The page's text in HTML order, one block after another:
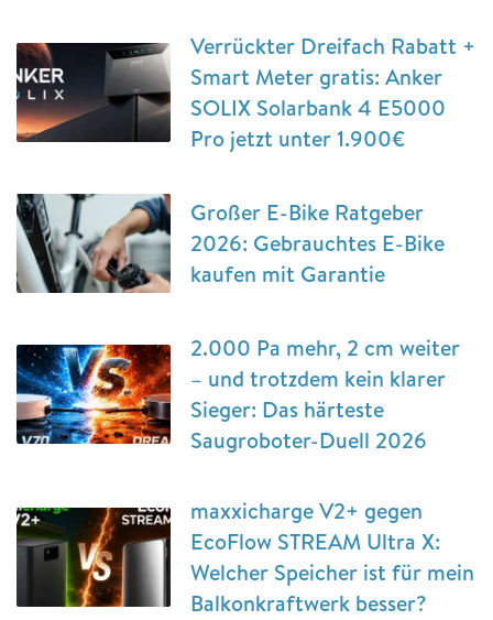
Verrückter Dreifach Rabatt +
Smart Meter gratis: Anker
SOLIX Solarbank 4 E5000
Pro jetzt unter 1.900€
Großer E-Bike Ratgeber
2026: Gebrauchtes E-Bike
kaufen mit Garantie
2.000 Pa mehr, 2 cm weiter
– und trotzdem kein klarer
Sieger: Das härteste
Saugroboter-Duell 2026
maxxicharge V2+ gegen
EcoFlow STREAM Ultra X:
Welcher Speicher ist für mein
Balkonkraftwerk besser?